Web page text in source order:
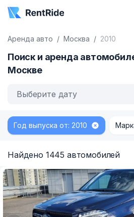
Аренда авто Москва 2010
Поиск и аренда
Москве
Выберите дату
Год выпуска от: 2010
Найдено 1445 автомобилей